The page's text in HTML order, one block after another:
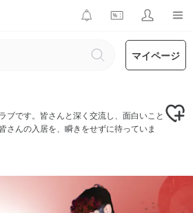
マイページ
ブです。皆さんと深く交流し、面白いこと
さんの入居を、瞬きをせずに待っていま